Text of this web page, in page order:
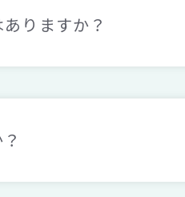
りますか？